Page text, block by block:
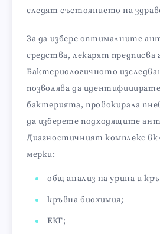
следят състоянието на
За да избере оптималните
средства, лекарят предписва
Бактериологичното
позволява да
бактерията, провокирала
да изберете подходящите
Диагностичният комплекс
мерки:
общ анализ на урина и
кръвна биохимия;
ЕКГ;